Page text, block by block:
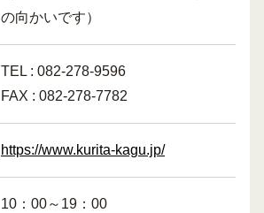
の向かいです）
TEL : 082-278-9596
FAX : 082-278-7782
https://www.kurita-kagu.jp/
10：00～19：00